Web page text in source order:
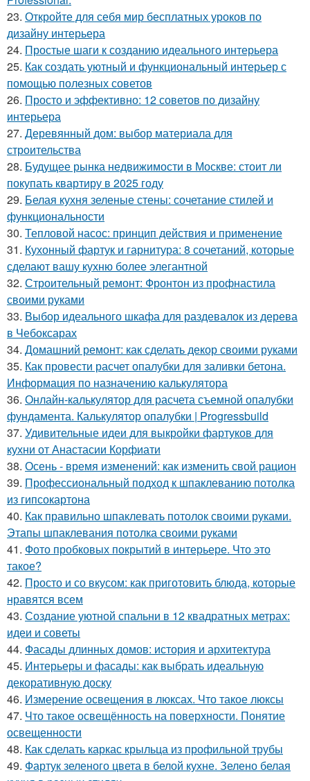
23. Откройте для себя мир бесплатных уроков по
дизайну интерьера
24. Простые шаги к созданию идеального интерьера
25. Как создать уютный и функциональный интерьер с
помощью полезных советов
26. Просто и эффективно: 12 советов по дизайну
интерьера
27. Деревянный дом: выбор материала для
строительства
28. Будущее рынка недвижимости в Москве: стоит ли
покупать квартиру в 2025 году
29. Белая кухня зеленые стены: сочетание стилей и
функциональности
30. Тепловой насос: принцип действия и применение
31. Кухонный фартук и гарнитура: 8 сочетаний, которые
сделают вашу кухню более элегантной
32. Строительный ремонт: Фронтон из профнастила
своими руками
33. Выбор идеального шкафа для раздевалок из дерева
в Чебоксарах
34. Домашний ремонт: как сделать декор своими руками
35. Как провести расчет опалубки для заливки бетона.
Информация по назначению калькулятора
36. Онлайн-калькулятор для расчета съемной опалубки
фундамента. Калькулятор опалубки | Progressbuild
37. Удивительные идеи для выкройки фартуков для
кухни от Анастасии Корфиати
38. Осень - время изменений: как изменить свой рацион
39. Профессиональный подход к шпаклеванию потолка
из гипсокартона
40. Как правильно шпаклевать потолок своими руками.
Этапы шпаклевания потолка своими руками
41. Фото пробковых покрытий в интерьере. Что это
такое?
42. Просто и со вкусом: как приготовить блюда, которые
нравятся всем
43. Создание уютной спальни в 12 квадратных метрах:
идеи и советы
44. Фасады длинных домов: история и архитектура
45. Интерьеры и фасады: как выбрать идеальную
декоративную доску
46. Измерение освещения в люксах. Что такое люксы
47. Что такое освещённость на поверхности. Понятие
освещенности
48. Как сделать каркас крыльца из профильной трубы
49. Фартук зеленого цвета в белой кухне. Зелено белая